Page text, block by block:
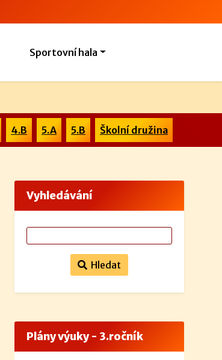
Sportovní hala
4.B 5.A 5.B Školní družina
Vyhledávání
Hledat
Plány výuky - 3.ročník